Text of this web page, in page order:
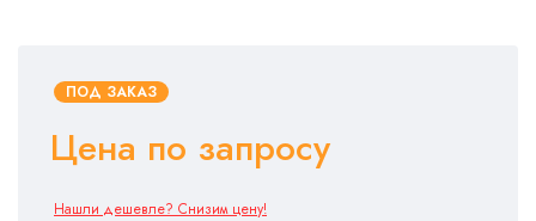
ПОД ЗАКАЗ
Цена по запросу
Нашли дешевле? Снизим цену!